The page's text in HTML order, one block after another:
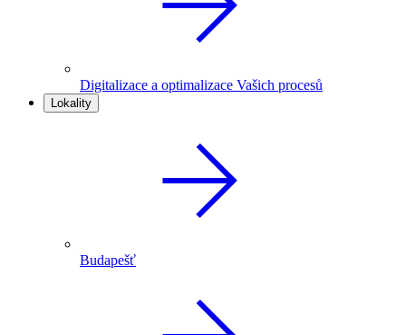
Digitalizace a optimalizace Vašich procesů
Lokality
Budapešť